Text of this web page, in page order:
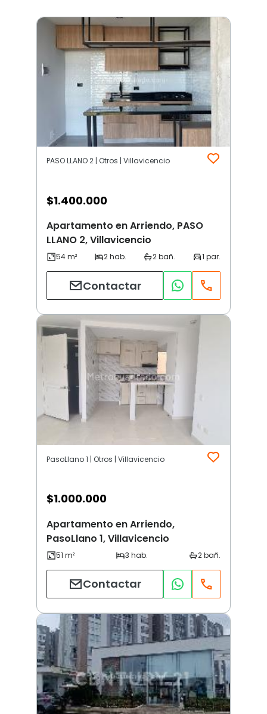
PASO LLANO 2 | Otros | Villavicencio
$1.400.000
Apartamento en Arriendo, PASO
LLANO 2, Villavicencio
Contactar
PasoLlano 1 | Otros | Villavicencio
$1.000.000
Apartamento en Arriendo,
PasoLlano 1, Villavicencio
Contactar